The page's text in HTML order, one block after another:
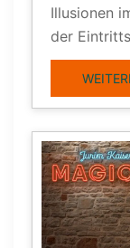
Illusionen
der